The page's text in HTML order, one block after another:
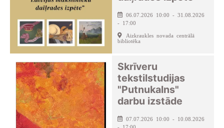
06.07.2026 10:00 - 31.08.2026
- 17:00
Aizkraukles novada centrālā
bibliotēka
Skrīveru
tekstilstudijas
"Putnukalns"
darbu izstāde
07.07.2026 10:00 - 10.08.2026
- 17:00